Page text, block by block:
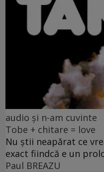
audio și n-am cuvinte
Tobe + chitare = love
Nu știi neapărat ce
exact fiindcă e un
Paul BREAZU